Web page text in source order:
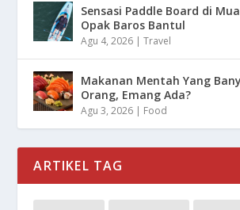
Sensasi Paddle Board di
Opak Baros Bantul
Agu 4, 2026 |Travel
Makanan Mentah Yang
Orang, Emang Ada?
Agu 3, 2026 | Food
ARTIKEL TAG